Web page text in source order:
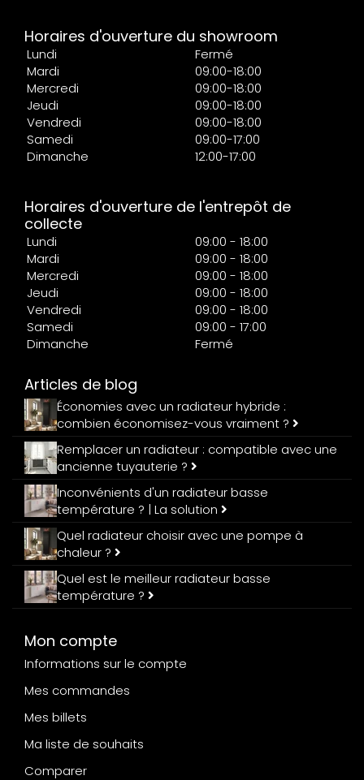
Horaires d'ouverture du showroom
Lundi
Fermé
Mardi
09:00-18:00
Mercredi
09:00-18:00
Jeudi
09:00-18:00
Vendredi
09:00-18:00
Samedi
09:00-17:00
Dimanche
12:00-17:00
Horaires d'ouverture de l'entrepôt de
collecte
Lundi
09:00 - 18:00
Mardi
09:00 - 18:00
Mercredi
09:00 - 18:00
Jeudi
09:00 - 18:00
Vendredi
09:00 - 18:00
Samedi
09:00 - 17:00
Dimanche
Fermé
Articles de blog
Économies avec un radiateur hybride :
combien économisez-vous vraiment ?
Remplacer un radiateur : compatible avec une
ancienne tuyauterie ?
Inconvénients d'un radiateur basse
température ? | La solution
Quel radiateur choisir avec une pompe à
chaleur ?
Quel est le meilleur radiateur basse
température ?
Mon compte
Informations sur le compte
Mes commandes
Mes billets
Ma liste de souhaits
Comparer